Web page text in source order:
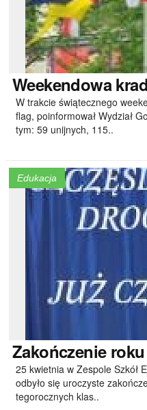
Weekendowa
W trakcie świątecznego
flag, poinformował Wydział
tym: 59 unijnych, 115..
Edukacja
Zakończenieroku
25 kwietnia w Zespole Szkół
odbyło się uroczyste
tegorocznych klas..